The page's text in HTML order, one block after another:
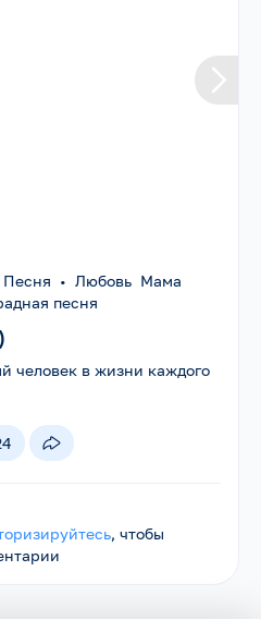
Песня • Любовь Мама
песня
человек в жизни каждого
, чтобы